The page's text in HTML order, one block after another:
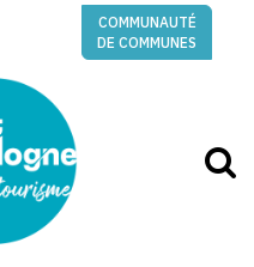
COMMUNAUTÉ
DE COMMUNES